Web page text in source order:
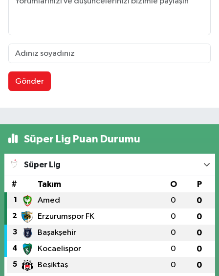
Gönder
Süper Lig Puan Durumu
Süper Lig
# Takım O P
1 Amed 0 0
2 Erzurumspor FK 0 0
3 Başakşehir 0 0
4 Kocaelispor 0 0
5 Beşiktaş 0 0